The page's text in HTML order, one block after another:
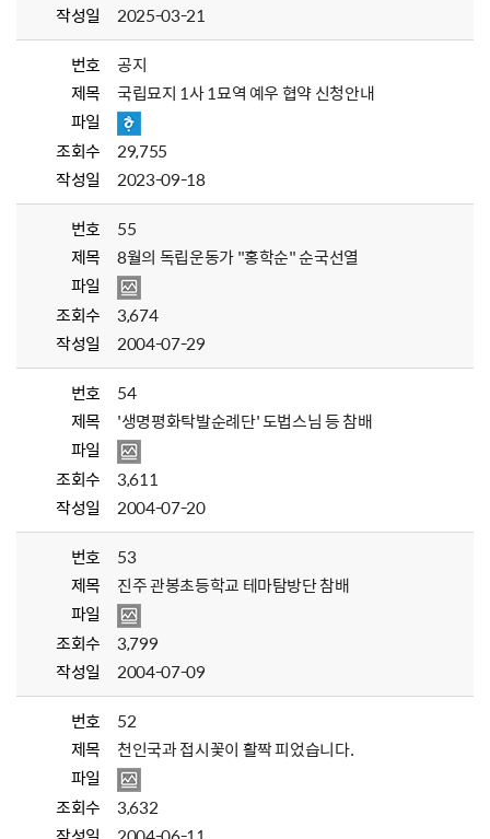
작성일
2025-03-21
번호
공지
제목
국립묘지 1사 1묘역 예우 협약 신청안내
파일
조회수
29,755
작성일
2023-09-18
번호
55
제목
8월의 독립운동가 "홍학순" 순국선열
파일
조회수
3,674
작성일
2004-07-29
번호
54
제목
'생명평화탁발순례단' 도법스님 등 참배
파일
조회수
3,611
작성일
2004-07-20
번호
53
제목
진주 관봉초등학교 테마탐방단 참배
파일
조회수
3,799
작성일
2004-07-09
번호
52
제목
천인국과 접시꽃이 활짝 피었습니다.
파일
조회수
3,632